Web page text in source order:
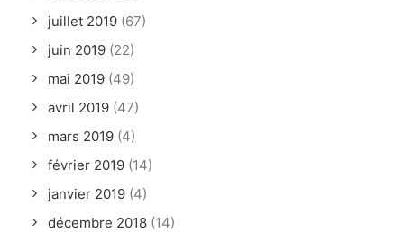
juillet 2019 (67)
juin 2019 (22)
mai 2019 (49)
avril 2019 (47)
mars 2019 (4)
février 2019 (14)
janvier 2019 (4)
décembre 2018 (14)